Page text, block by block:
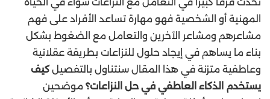
المهنية أو الشخصية فهو مهارة تساعد الأفراد على فهم
مشاعرهم ومشاعر الآخرين والتعامل مع الضغوط بشكل
بناء ما يساهم في إيجاد حلول للنزاعات بطريقة عقلانية
وعاطفية متزنة في هذا المقال سنتناول بالتفصيل كيف
يستخدم الذكاء العاطفي في حل النزاعات؟موضحين